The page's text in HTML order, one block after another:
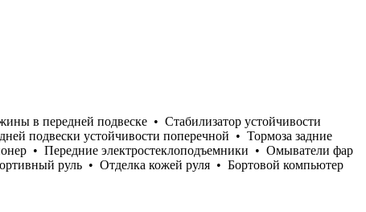
в передней подвеске • Стабилизатор устойчивости
подвески устойчивости поперечной • Тормоза задние
• Передние электростеклоподъемники • Омыватели фар
руль • Отделка кожей руля • Бортовой компьютер